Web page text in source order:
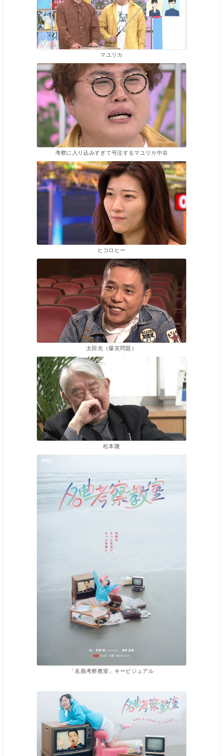
マユリカ
考察に入り込みすぎて号泣するマユリカ中谷
ヒコロヒー
太田光（爆笑問題）
松本隆
「名曲考察教室」キービジュアル